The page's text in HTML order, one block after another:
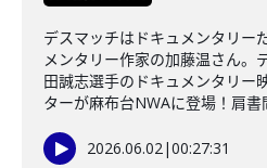
デスマッチはドキュメンタリー
メンタリー作家の加藤温さん。
田誠志選手のドキュメンタリー
ターが麻布台NWAに登場！肩書
2026.06.02|00:27:31